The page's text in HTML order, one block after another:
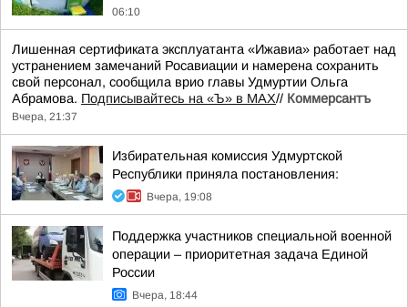
06:10
Лишенная сертификата эксплуатанта «Ижавиа» работает над
устранением замечаний Росавиации и намерена сохранить
свой персонал, сообщила врио главы Удмуртии Ольга
Абрамова. Подписывайтесь на «Ъ» в MAX// Коммерсантъ
Вчера, 21:37
Избирательная комиссия Удмуртской
Республики приняла постановления:
Вчера, 19:08
Поддержка участников специальной военной
операции – приоритетная задача Единой
России
Вчера, 18:44